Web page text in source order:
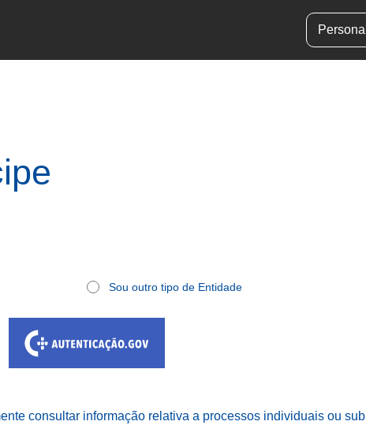
Sou outro tipo de Entidade
consultar informação relativa a processos individuais ou